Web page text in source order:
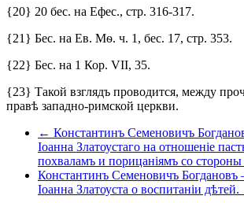
{20} 20 бес. на Ефес., стр. 316-317.
{21} Бес. на Ев. Мѳ. ч. 1, бес. 17, стр. 353.
{22} Бес. на 1 Кор. VII, 35.
{23} Такой взглядъ проводится, между
правѣ западно-римской церкви.
← Константинъ Семеновичъ
Іоанна Златоустаго на отношеніе
похваламъ и порицаніямъ со
Константинъ Семеновичъ Богдановъ
Іоанна Златоуста о воспитаніи